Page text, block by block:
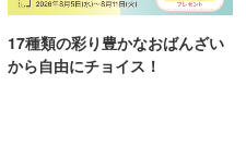
17種類の彩り豊かなおばんざい
から自由にチョイス！